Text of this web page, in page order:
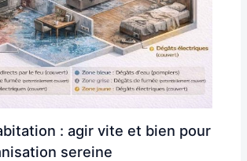
: agir vite et bien pour
sereine